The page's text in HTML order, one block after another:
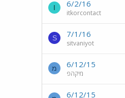
6/2/16
itkorcontact
I
7/1/16
sitvaniyot
S
6/12/15
מיקהפ
מ
6/12/15